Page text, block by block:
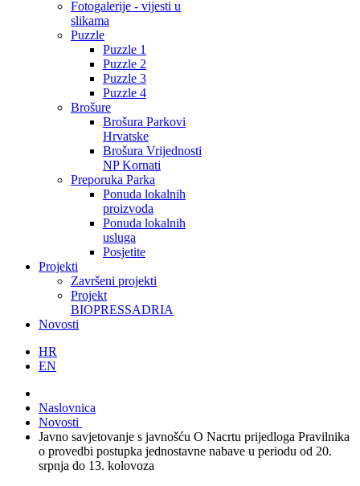
Fotogalerije - vijesti u
slikama
Puzzle
Puzzle 1
Puzzle 2
Puzzle 3
Puzzle 4
Brošure
Brošura Parkovi
Hrvatske
Brošura Vrijednosti
NP Kornati
Preporuka Parka
Ponuda lokalnih
proizvoda
Ponuda lokalnih
usluga
Posjetite
Projekti
Završeni projekti
Projekt
BIOPRESSADRIA
Novosti
HR
EN
Naslovnica
Novosti
Javno savjetovanje s javnošću O Nacrtu prijedloga Pravilnika
o provedbi postupka jednostavne nabave u periodu od 20.
srpnja do 13. kolovoza